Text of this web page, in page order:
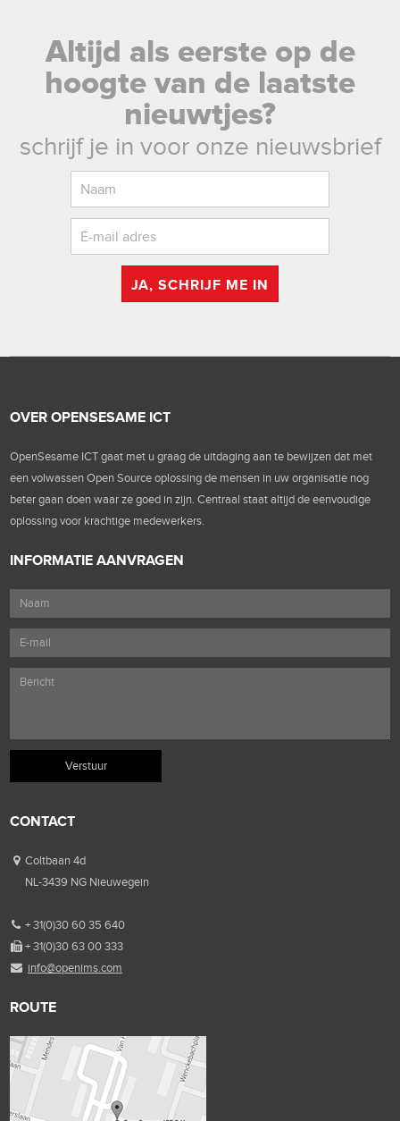
Altijd als eerste op de
hoogte van de laatste
nieuwtjes?
schrijf je in voor onze nieuwsbrief
JA, SCHRIJF ME IN
OVER OPENSESAME ICT
OpenSesame ICT gaat met u graag de uitdaging aan te bewijzen dat met
een volwassen Open Source oplossing de mensen in uw organisatie nog
beter gaan doen waar ze goed in zijn. Centraal staat altijd de eenvoudige
oplossing voor krachtige medewerkers.
INFORMATIE AANVRAGEN
CONTACT
Coltbaan 4d
NL-3439 NG Nieuwegein
+ 31(0)30 60 35 640
+ 31(0)30 63 00 333
info@openims.com
ROUTE